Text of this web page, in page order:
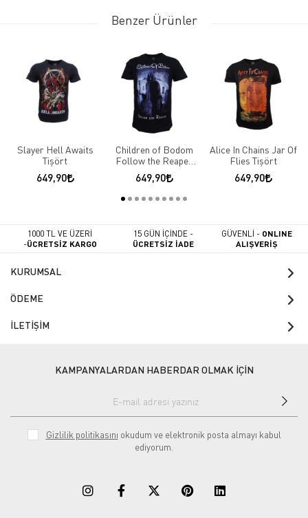
Benzer Ürünler
Slayer Hell Awaits
Tişört
649,90
Children of Bodom
Follow the Reaper
Tişört
649,90
Alice In Chains Jar Of
Flies Tişört
649,90
1000 TL VE ÜZERİ
-ÜCRETSİZ KARGO
15 GÜN İÇİNDE -
ÜCRETSİZ İADE
GÜVENLİ - ONLINE
ALIŞVERİŞ
KURUMSAL
ÖDEME
İLETİŞİM
KAMPANYALARDAN HABERDAR OLMAK İÇİN
Gizlilik politikasını okudum ve elektronik posta almayı kabul
ediyorum.